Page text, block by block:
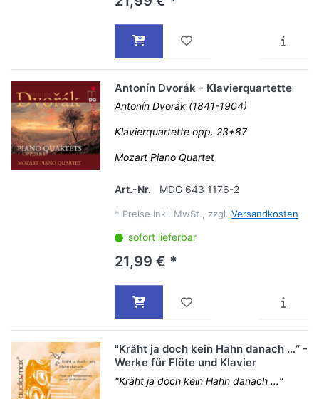
Antonín Dvorák - Klavierquartette
Antonín Dvorák (1841-1904)
Klavierquartette opp. 23+87
Mozart Piano Quartet
Art.-Nr. MDG 643 1176-2
* Preise inkl. MwSt., zzgl. Versandkosten
sofort lieferbar
21,99 € *
"Kräht ja doch kein Hahn danach …“ -
Werke für Flöte und Klavier
"Kräht ja doch kein Hahn danach …“